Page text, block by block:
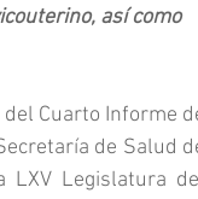
así como
Cuarto Informe
de Salud
LXV Legislatura